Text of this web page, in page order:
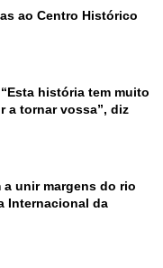
ao Centro Histórico
história tem muito
a tornar vossa”, diz
unir margens do rio
Internacional da